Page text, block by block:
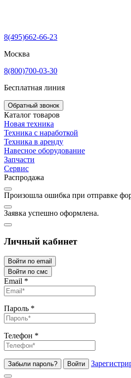
8(495)662-66-23
Москва
8(800)700-03-30
Бесплатная линия
Обратный звонок
Каталог товаров
Новая техника
Техника с наработкой
Техника в аренду
Навесное оборудование
Запчасти
Сервис
Распродажа
Произошла ошибка при отправке
Заявка успешно оформлена.
Личный кабинет
Войти по email
Войти по смс
Email *
Пароль *
Телефон *
Забыли пароль? Войти